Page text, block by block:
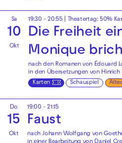
Sa
10
Okt
19:30 - 20:55 Theatertag: 50%
Die Freiheit
Monique
nach den Romanen von Édouard
in den Übersetzungen von Hinrich
Karten
Schauspiel
Do
15
Okt
19:00 - 21:15
Faust
nach Johann Wolfgang von